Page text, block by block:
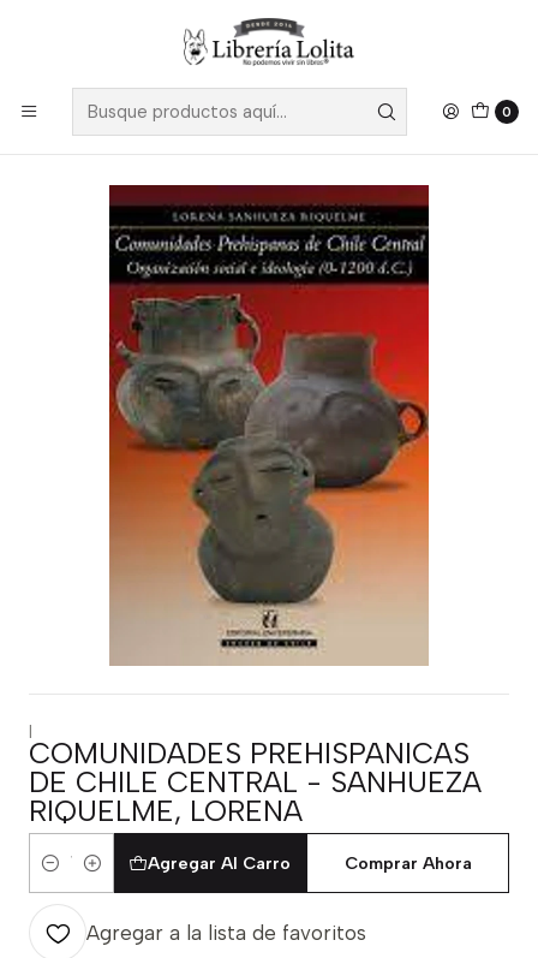
0
Despacho a todo Chile
Riquelme, Lorena
|
COMUNIDADES PREHISPANICAS
DE CHILE CENTRAL - SANHUEZA
RIQUELME, LORENA
Cantidad
Agregar Al Carro Comprar Ahora
Agregar a la lista de favoritos